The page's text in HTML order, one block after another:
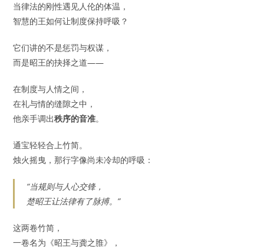
当律法的刚性遇见人伦的体温，
智慧的王如何让制度保持呼吸？
它们讲的不是惩罚与权谋，
而是昭王的抉择之道——
在制度与人情之间，
在礼与情的缝隙之中，
他亲手调出秩序的音准。
通宝轻轻合上竹简。
烛火摇曳，那行字像尚未冷却的呼吸：
“当规则与人心交锋，
楚昭王让法律有了脉搏。”
这两卷竹简，
一卷名为《昭王与龚之脽》，